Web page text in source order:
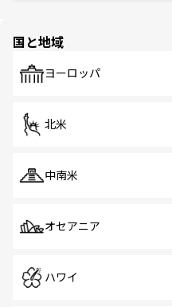
で、ホーカーズは地
国と地域
ヨーロッパ
北米
中南米
オセアニア
ハワイ